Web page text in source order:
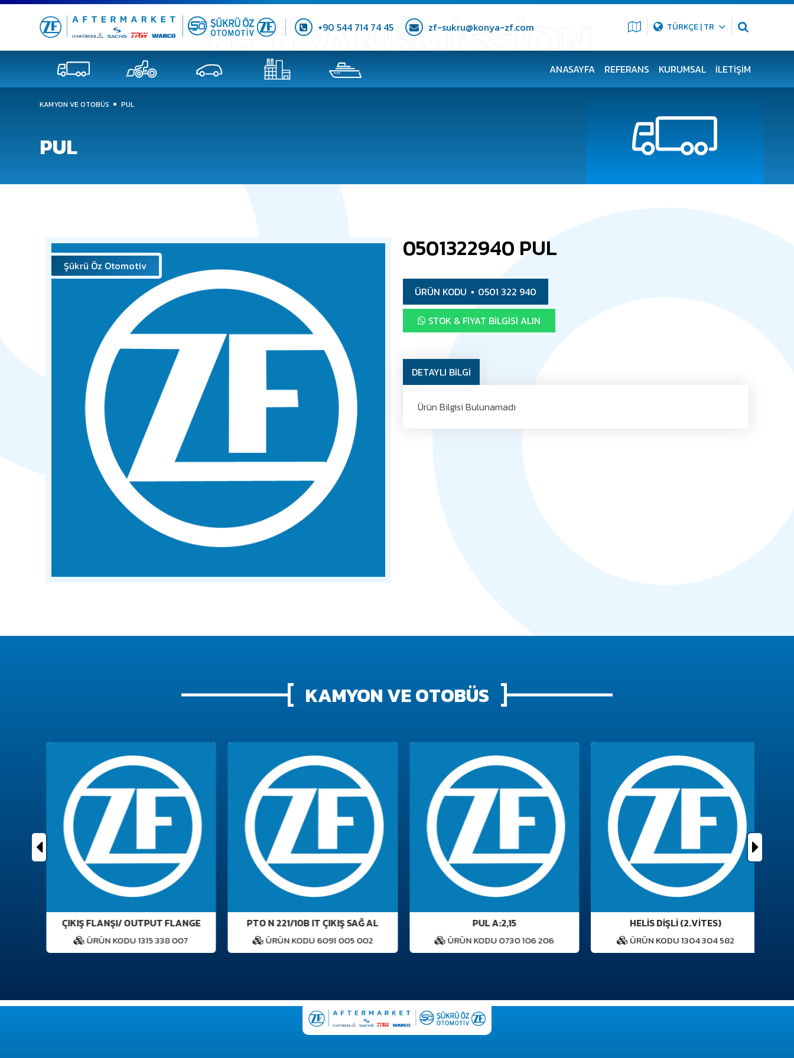
+90 544 714 74 45 zf-sukru@konya-zf.com TÜRKÇE | TR
ANASAYFA REFERANS KURUMSAL İLETIŞIM
KAMYON VE OTOBÜS PUL
PUL
Şükrü Öz Otomotiv
0501322940 PUL
ÜRÜN KODU 0501 322 940
STOK & FIYAT BILGISI ALIN
DETAYLI BİLGİ
Ürün Bilgisi Bulunamadı
KAMYON VE OTOBÜS
ÇIKIŞ FLANŞI/ OUTPUT FLANGE
ÜRÜN KODU 1315 338 007
PTO N 221/10B IT ÇIKIŞ SAĞ AL
ÜRÜN KODU 6091 005 002
PUL A:2,15
ÜRÜN KODU 0730 106 206
HELİS DİŞLİ (2.VITES)
ÜRÜN KODU 1304 304 582